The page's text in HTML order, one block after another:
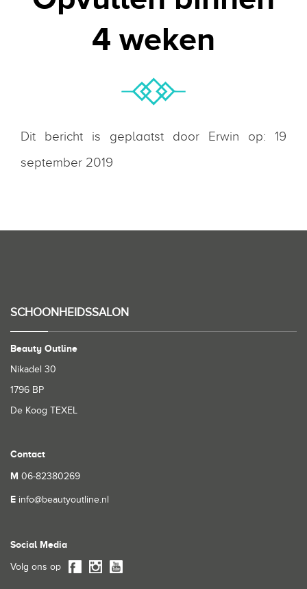
4 weken
Dit bericht is geplaatst door Erwin op: 19
september 2019
SCHOONHEIDSSALON
Beauty Outline
Nikadel 30
1796 BP
De Koog TEXEL
Contact
M 06-82380269
E info@beautyoutline.nl
Social Media
Volg ons op